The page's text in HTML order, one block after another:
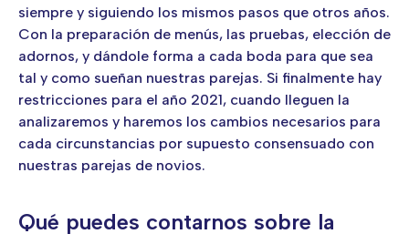
siempre y siguiendo los mismos pasos que otros años.
Con la preparación de menús, las pruebas, elección de
adornos, y dándole forma a cada boda para que sea
tal y como sueñan nuestras parejas. Si finalmente hay
restricciones para el año 2021, cuando lleguen la
analizaremos y haremos los cambios necesarios para
cada circunstancias por supuesto consensuado con
nuestras parejas de novios.
Qué puedes contarnos sobre la